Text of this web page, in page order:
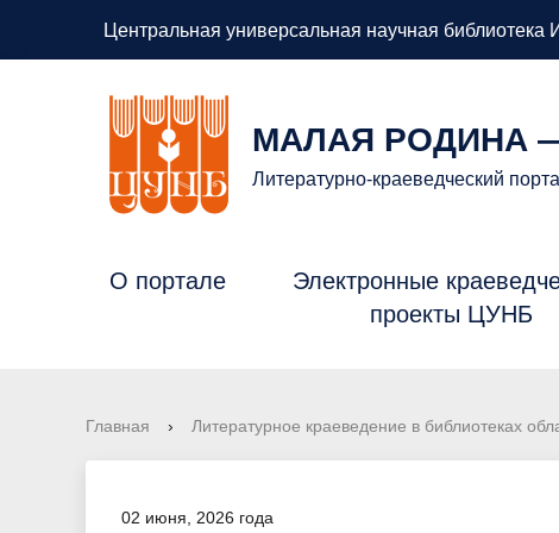
Центральная универсальная научная библиотека
МАЛАЯ РОДИНА
Литературно-краеведческий
О портале
Электронные
проекты ЦУНБ
Главная › Литературное краеведение в библиотеках
02 июня, 2026 года